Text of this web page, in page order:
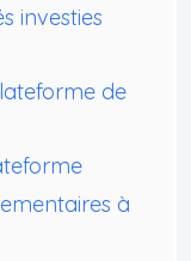
investies
de
à